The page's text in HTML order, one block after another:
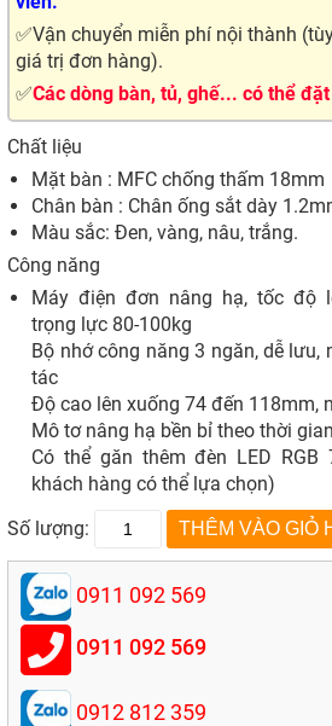
✅Vận chuyển miễn phí nội thành
giá trị đơn hàng).
✅Các dòng bàn, tủ, ghế... có thể
Chất liệu
Mặt bàn : MFC chống thấm 18mm
Chân bàn : Chân ống sắt dày
Màu sắc: Đen, vàng, nâu, trắng.
Công năng
Máy điện đơn nâng hạ, tốc độ
trọng lực 80-100kg
Bộ nhớ công năng 3 ngăn, dễ lưu,
tác
Độ cao lên xuống 74 đến 118mm,
Mô tơ nâng hạ bền bỉ theo thời gian
Có thể găn thêm đèn LED
khách hàng có thể lựa chọn)
Số lượng:
0911 092 569
0911 092 569
0912 812 359